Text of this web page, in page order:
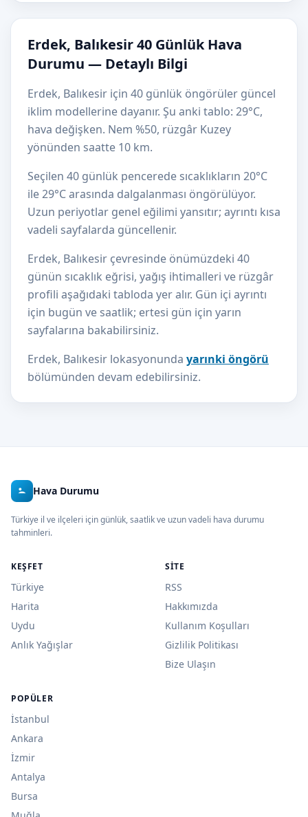
Erdek, Balıkesir 40 Günlük Hava
Durumu — Detaylı Bilgi
Erdek, Balıkesir için 40 günlük öngörüler güncel
iklim modellerine dayanır. Şu anki tablo: 29°C,
hava değişken. Nem %50, rüzgâr Kuzey
yönünden saatte 10 km.
Seçilen 40 günlük pencerede sıcaklıkların 20°C
ile 29°C arasında dalgalanması öngörülüyor.
Uzun periyotlar genel eğilimi yansıtır; ayrıntı kısa
vadeli sayfalarda güncellenir.
Erdek, Balıkesir çevresinde önümüzdeki 40
günün sıcaklık eğrisi, yağış ihtimalleri ve rüzgâr
profili aşağıdaki tabloda yer alır. Gün içi ayrıntı
için bugün ve saatlik; ertesi gün için yarın
sayfalarına bakabilirsiniz.
Erdek, Balıkesir lokasyonunda yarınki öngörü
bölümünden devam edebilirsiniz.
Hava Durumu
Türkiye il ve ilçeleri için günlük, saatlik ve uzun vadeli hava durumu
tahminleri.
KEŞFET
Türkiye
Harita
Uydu
Anlık Yağışlar
SITE
RSS
Hakkımızda
Kullanım Koşulları
Gizlilik Politikası
Bize Ulaşın
POPÜLER
İstanbul
Ankara
İzmir
Antalya
Bursa